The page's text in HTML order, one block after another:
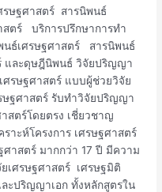
รษฐศาสตร์ สารนิพนธ์
สตร์ บริการปรึกษาการทำ
ธ์เศรษฐศาสตร์ สารนิพนธ์
และดุษฎีนิพนธ์ วิจัยปริญญา
ศรษฐศาสตร์ แบบผู้ช่วยวิจัย
ฐศาสตร์ รับทำวิจัยปริญญา
สตร์โดยตรง เชี่ยวชาญ
ราะห์โครงการ เศรษฐศาสตร์
ศาสตร์ มากกว่า 17 ปี มีความ
เศรษฐศาสตร์ เศรษฐมิติ
ะปริญญาเอก ทั้งหลักสูตรใน